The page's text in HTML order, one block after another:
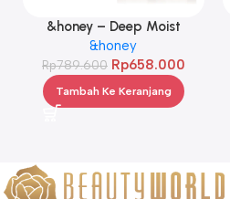
&honey – Deep Moist
Treatment 445 g Twinpack
&honey
Rp789.600 Rp658.000
Tambah Ke Keranjang